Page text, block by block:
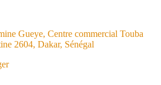
Gueye, Centre commercial Touba
2604, Dakar, Sénégal